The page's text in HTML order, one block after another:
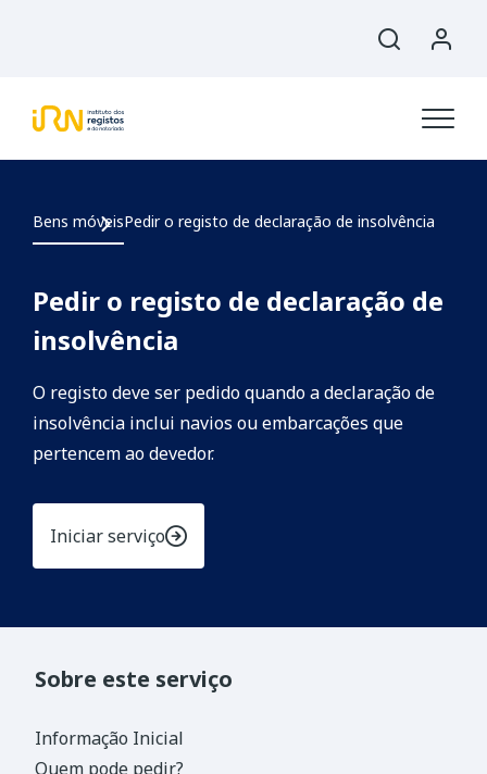
Bens móveisPedir o registo de declaração de insolvência
Pedir o registo de declaração de
insolvência
O registo deve ser pedido quando a declaração de
insolvência inclui navios ou embarcações que
pertencem ao devedor.
Iniciar serviço
Sobre este serviço
Informação Inicial
Quem pode pedir?